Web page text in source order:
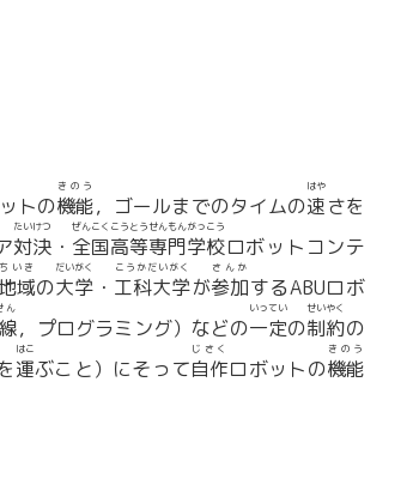
トの機能
きのう
，ゴールまでのタイムの速
はや
さを
対決
たいけつ
・ 全国
ぜんこく
高等専門学校
こうとうせんもんがっこう
ロボットコンテ
地域
ちいき
の大学
だいがく
・ 工科大学
こうかだいがく
が参加
さんか
するABUロボ
ん
，プログラミング）などの一定
いってい
の制約
せいやく
の
運
はこ
ぶこと）にそって自作
じさく
ロボットの機能
きのう